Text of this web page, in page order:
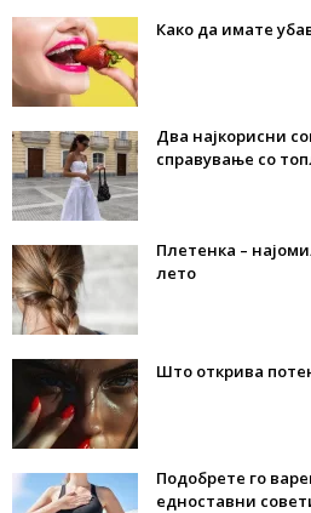
Како да имате
Два најкорисни
справување со
Плетенка –
лето
Што открива
Подобрете го
едноставни